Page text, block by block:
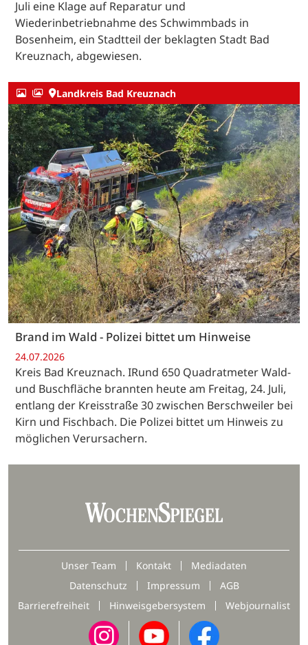
Juli eine Klage auf Reparatur und
Wiederinbetriebnahme des Schwimmbads in
Bosenheim, ein Stadtteil der beklagten Stadt Bad
Kreuznach, abgewiesen.
Landkreis Bad Kreuznach
Brand im Wald - Polizei bittet um Hinweise
24.07.2026
Kreis Bad Kreuznach. IRund 650 Quadratmeter Wald-
und Buschfläche brannten heute am Freitag, 24. Juli,
entlang der Kreisstraße 30 zwischen Berschweiler bei
Kirn und Fischbach. Die Polizei bittet um Hinweis zu
möglichen Verursachern.
Unser Team Kontakt
Mediadaten
Datenschutz
Impressum
AGB
Barrierefreiheit
Hinweisgebersystem Webjournalist